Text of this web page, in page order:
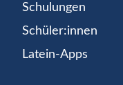
Schulungen
Schüler:innen
Latein-Apps